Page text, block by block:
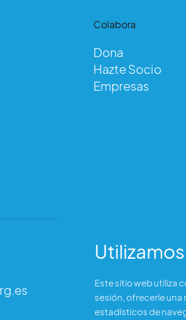
Colabora
Dona
Hazte Socio
Empresas
Dirección
C/ Garibay 7, 3
28007 Madrid
Este sitio web utiliza
sesión, ofrecerle una
estadísticos de